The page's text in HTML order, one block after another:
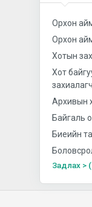
Орхон
Орхон
Хотын
Хот
Архивын
Байгаль
Биеийн
Задлах >